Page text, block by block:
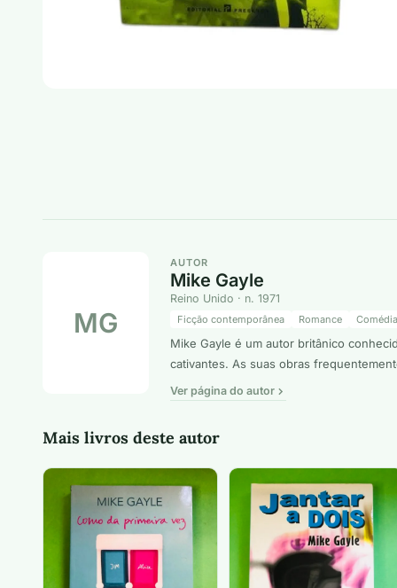
MG
AUTOR
Mike Gayle
Reino Unido · n. 1971
Ficção contemporânea Romance Comédia
Mike Gayle é um autor britânico
cativantes. As suas obras
Ver página do autor
Mais livros deste autor